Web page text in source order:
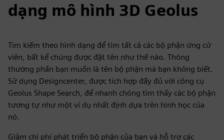
dạng mô hình 3D Geolus
Tìm kiếm theo hình dạng để tìm tất cả các bộ phận ứng cử
viên, bất kể chúng được đặt tên như thế nào. Thông
thường phần bạn muốn là tên bộ phận mà bạn không biết.
Sử dụng Designcenter, được tích hợp đầy đủ với công cụ
Geolus Shape Search, để nhanh chóng tìm thấy các bộ phận
tương tự như một ví dụ nhất định dựa trên hình học của
nó.
Giảm chi phí phát triển bộ phận của bạn và hỗ trợ các